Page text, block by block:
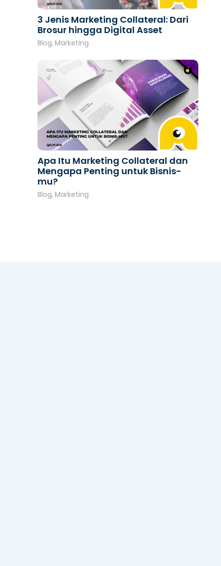
3 Jenis Marketing Collateral: Dari
Brosur hingga Digital Asset
Blog, Marketing
Apa Itu Marketing Collateral dan
Mengapa Penting untuk Bisnis-
mu?
Blog, Marketing